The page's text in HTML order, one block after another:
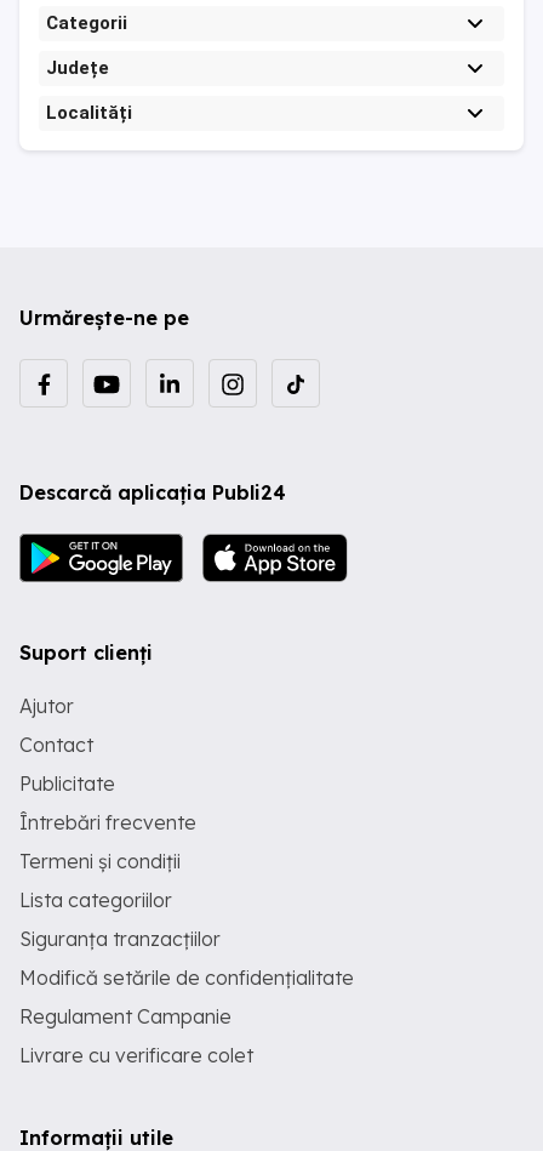
Categorii
Județe
Localități
Urmărește-ne pe
Descarcă aplicația Publi24
Suport clienți
Ajutor
Contact
Publicitate
Întrebări frecvente
Termeni și condiții
Lista categoriilor
Siguranța tranzacțiilor
Modifică setările de confidențialitate
Regulament Campanie
Livrare cu verificare colet
Informații utile